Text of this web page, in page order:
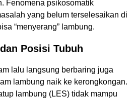
Fenomena psikosomatik
yang belum terselesaikan di
“menyerang” lambung.
Posisi Tubuh
lalu langsung berbaring juga
lambung naik ke kerongkongan.
lambung (LES) tidak mampu